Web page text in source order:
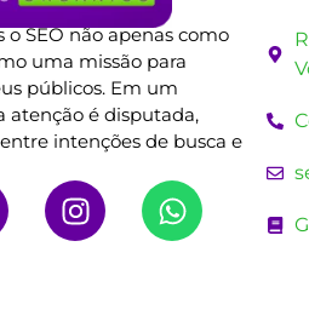
o SEO não apenas como
uma missão para
públicos. Em um
atenção é disputada,
intenções de busca e